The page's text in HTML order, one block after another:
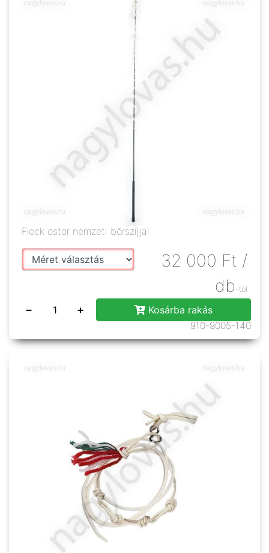
Fleck ostor nemzeti bőrszíjjal
32 000 Ft /
db -tól
− +
Kosárba rakás
910-9005-140